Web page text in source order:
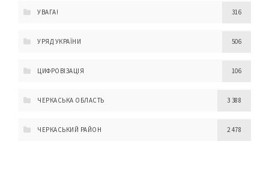
УВАГА! 316
УРЯД УКРАЇНИ 506
ЦИФРОВІЗАЦІЯ 106
ЧЕРКАСЬКА ОБЛАСТЬ 3 388
ЧЕРКАСЬКИЙ РАЙОН 2 478